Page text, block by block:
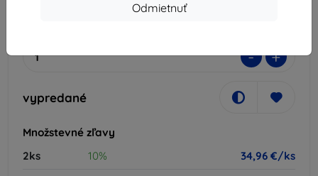
Odmietnuť
- +
vypredané
Množstevné zľavy
2ks
10%
34,96 €/ks